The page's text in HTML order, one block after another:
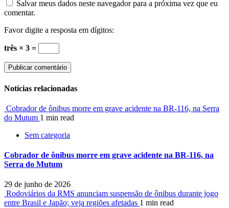
Salvar meus dados neste navegador para a próxima vez que eu
comentar.
Favor digite a resposta em dígitos:
três × 3 =
Notícias relacionadas
Cobrador de ônibus morre em grave acidente na BR-116, na Serra
do Mutum 1 min read
Sem categoria
Cobrador de ônibus morre em grave acidente na BR-116, na
Serra do Mutum
29 de junho de 2026
Rodoviários da RMS anunciam suspensão de ônibus durante jogo
entre Brasil e Japão; veja regiões afetadas 1 min read